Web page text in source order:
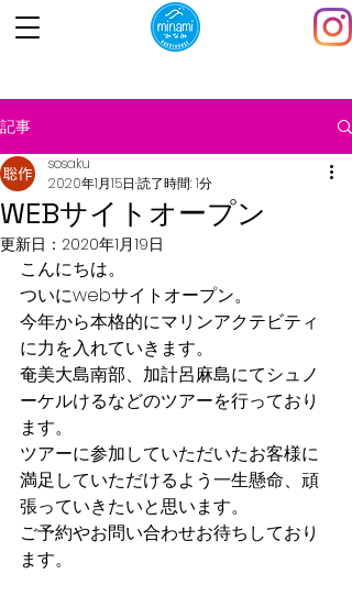
記事
WEBサイトオープン
sosaku
2020年1月15日 読了時間: 1分
更新日： 2020年1月19日
こんにちは。
ついにwebサイトオープン。
今年から本格的にマリンアクテビティ
に力を入れていきます。
奄美大島南部、加計呂麻島にてシュノ
ーケルけるなどのツアーを行っており
ます。
ツアーに参加していただいたお客様に
満足していただけるよう一生懸命、頑
張っていきたいと思います。
ご予約やお問い合わせお待ちしており
ます。